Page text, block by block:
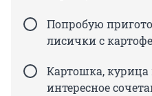
Попробую
лисички с
Картошка,
интересное